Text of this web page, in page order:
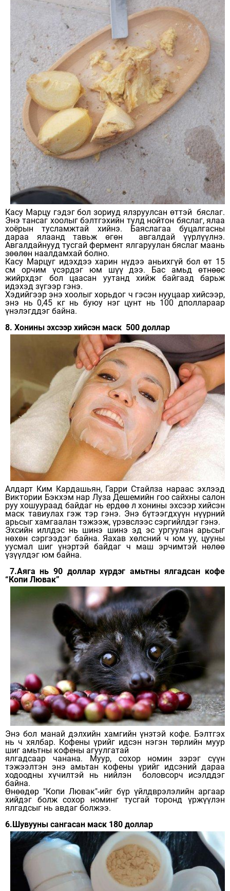
Касу Марцу гэдэг бол зориуд ялзруулсан өттэй бяслаг.
Энэ тансаг хоолыг бэлтгэхийн тулд нойтон бяслаг, ялаа
хоёрын тусламжтай хийнэ. Баяслагаа буцалгасны
дараа ялаанд тавьж өгөн авгалдай үүрлүүлнэ.
Авгалдайнууд тусгай фермент ялгаруулан бяслаг маань
зөөлөн наалдамхай болно.
Касу Марцуг идэхдээ харин нүдээ аньихгүй бол өт 15
см орчим үсэрдэг юм шүү дээ. Бас амьд өтнөөс
жийрхдэг бол цаасан уутанд хийж байгаад барьж
идэхэд зүгээр гэнэ.
Хэдийгээр энэ хоолыг хорьдог ч гэсэн нууцаар хийсээр,
энэ нь 0,45 кг нь буюу нэг цунт нь 100 дполлараар
үнэлэгддэг байна.
8. Хонины эхсээр хийсэн маск 500 доллар
Алдарт Ким Кардашьян, Гарри Стайлза нараас эхлээд
Виктории Бэкхэм нар Луза Дешемийн гоо сайхны салон
руу хошуураад байдаг нь ердөө л хонины эхсээр хийсэн
маск тавиулах гэж тэр гэнэ. Энэ бүтээгдхүүн нүүрний
арьсыг хамгаалан тэжээж, үрэвслээс сэргийлдэг гэнэ.
Эхсийн иллдэс нь шинэ шинэ эд эс ургуулан арьсыг
нөхөн сэргээдэг байна. Яахав хөлсний ч юм уу, цууны
уусмал шиг үнэртэй байдаг ч маш эрчимтэй нөлөө
үзүүлдэг юм байна.
7.Аяга нь 90 доллар хүрдэг амьтны ялгадсан кофе
“Копи Лювак”
Энэ бол манай дэлхийн хамгийн үнэтэй кофе. Бэлтгэх
нь ч хялбар. Кофены үрийг идсэн нэгэн төрлийн муур
шиг амьтны кофены агуулгатай
ялгадсаар чанана. Муур, сохор номин зэрэг сүүн
тэжээлтэн энэ амьтан кофены үрийг идсэний дараа
ходоодны хүчилтэй нь нийлэн боловсорч исэлддэг
байна.
Өнөөдөр "Копи Лювак"-ийг бүр үйлдврэлэлийн аргаар
хийдэг болж сохор номинг тусгай торонд үржүүлэн
ялгадсыг нь авдаг болжээ.
6.Шувууны сангасан маск 180 доллар